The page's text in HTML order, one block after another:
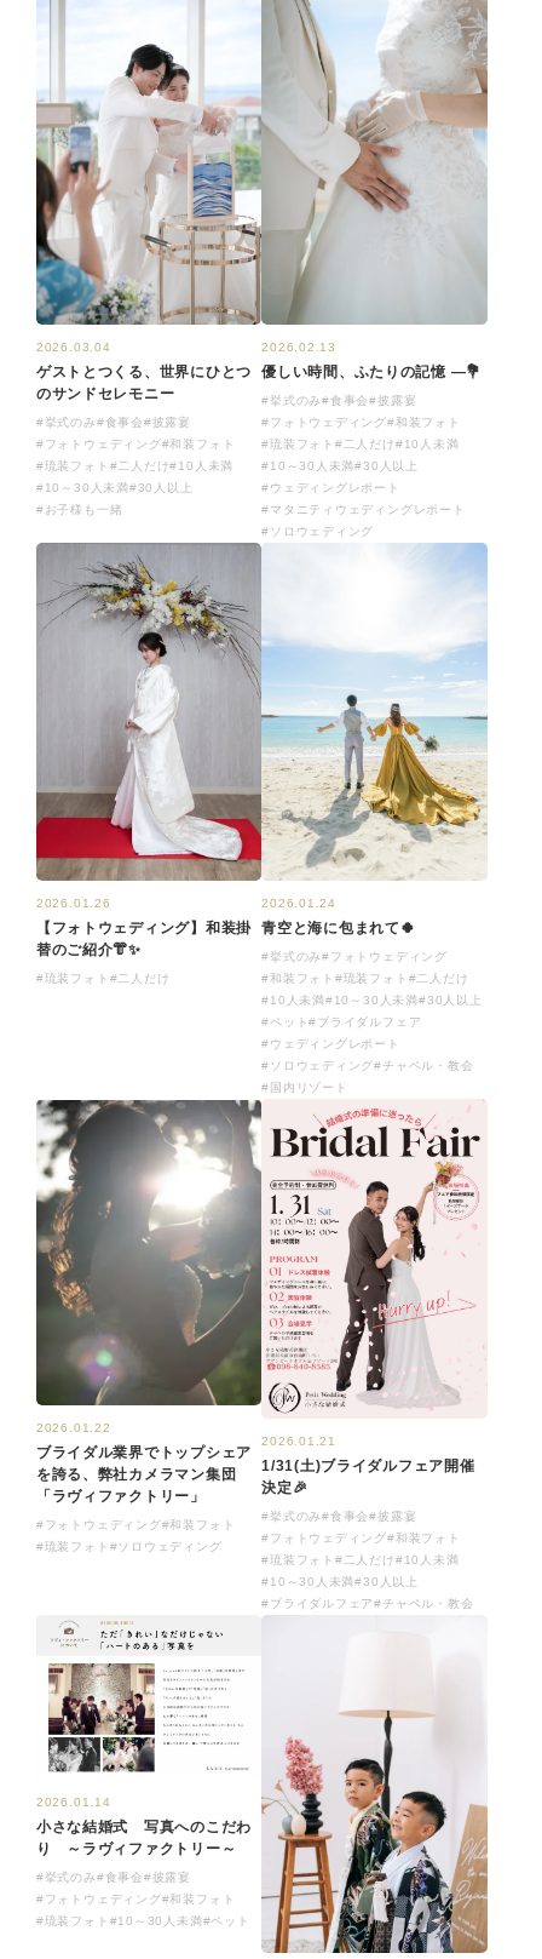
2026.03.04
ゲストとつくる、世界にひとつ
のサンドセレモニー
#挙式のみ#食事会#披露宴
#フォトウェディング#和装フォト
#琉装フォト #二人だけ#10人未満
#10～30人未満#30人以上
#お子様も一緒
2026.02.13
優しい時間、ふたりの記憶 —💐
#挙式のみ#食事会#披露宴
#フォトウェディング#和装フォト
#琉装フォト #二人だけ#10人未満
#10～30人未満#30人以上
#ウェディングレポート
#マタニティウェディングレポート
#ソロウェディング
2026.01.26
【フォトウェディング】和装掛
替のご紹介👘✨
#琉装フォト #二人だけ
2026.01.24
青空と海に包まれて🍀
#挙式のみ#フォトウェディング
#和装フォト #琉装フォト #二人だけ
#10人未満#10～30人未満#30人以上
#ペット#ブライダルフェア
#ウェディングレポート
#ソロウェディング#チャペル・教会
#国内リゾート
2026.01.22
ブライダル業界でトップシェア
を誇る、弊社カメラマン集団
「ラヴィファクトリー」
#フォトウェディング#和装フォト
#琉装フォト #ソロウェディング
2026.01.21
1/31(土)ブライダルフェア開催
決定🎉
#挙式のみ#食事会#披露宴
#フォトウェディング#和装フォト
#琉装フォト #二人だけ#10人未満
#10～30人未満#30人以上
#ブライダルフェア#チャペル・教会
2026.01.14
小さな結婚式 写真へのこだわ
り ～ラヴィファクトリー～
#挙式のみ#食事会#披露宴
#フォトウェディング#和装フォト
#琉装フォト #10～30人未満#ペット